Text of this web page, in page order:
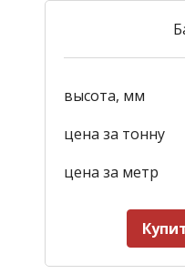
высота, мм
цена за тонну
цена за метр